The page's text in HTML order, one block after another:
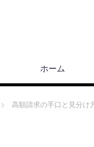
ホーム
高額請求の手口と見分け